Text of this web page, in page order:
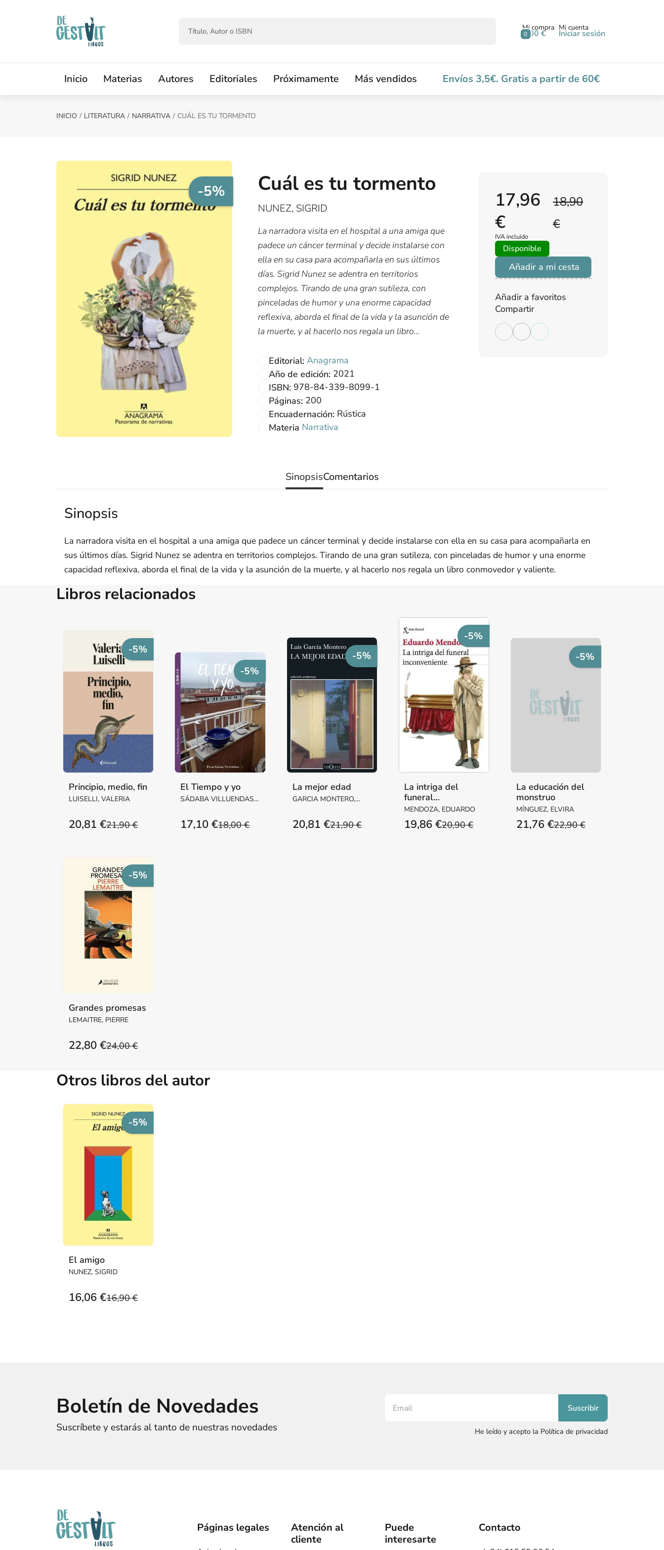
0
Mi compra
0,00 €
Mi cuenta
Iniciar sesión
Inicio Materias Autores Editoriales Próximamente Más vendidos Envíos 3,5€. Gratis a partir de 60€
INICIO LITERATURA NARRATIVA CUÁL ES TU TORMENTO
-5% Cuál es tu tormento
NUNEZ, SIGRID
La narradora visita en el hospital a una amiga que
padece un cáncer terminal y decide instalarse con
ella en su casa para acompañarla en sus últimos
días. Sigrid Nunez se adentra en territorios
complejos. Tirando de una gran sutileza, con
pinceladas de humor y una enorme capacidad
reflexiva, aborda el final de la vida y la asunción de
la muerte, y al hacerlo nos regala un libro...
Editorial: Anagrama
Año de edición: 2021
ISBN: 978-84-339-8099-1
Páginas: 200
Encuadernación: Rústica
Materia Narrativa
18,90
€
17,96
€
IVA incluido
Disponible
Añadir a mi cesta
Añadir a favoritos
Compartir
SinopsisComentarios
Sinopsis
La narradora visita en el hospital a una amiga que padece un cáncer terminal y decide instalarse con ella en su casa para acompañarla en
sus últimos días. Sigrid Nunez se adentra en territorios complejos. Tirando de una gran sutileza, con pinceladas de humor y una enorme
capacidad reflexiva, aborda el final de la vida y la asunción de la muerte, y al hacerlo nos regala un libro conmovedor y valiente.
Libros relacionados
-5%
Principio, medio, fin
LUISELLI, VALERIA
21,90 €
20,81 €
-5%
El Tiempo y yo
SÁDABA VILLUENDAS,
18,00 €
17,10 €
-5%
La mejor edad
GARCIA MONTERO,
21,90 €
20,81 €
-5%
La intriga del
funeral
inconveniente
MENDOZA, EDUARDO
20,90 €
19,86 €
-5%
La educación del
monstruo
MÍNGUEZ, ELVIRA
22,90 €
21,76 €
-5%
Grandes promesas
LEMAITRE, PIERRE
24,00 €
22,80 €
Otros libros del autor
-5%
El amigo
NUNEZ, SIGRID
16,90 €
16,06 €
Boletín de Novedades
Suscríbete y estarás al tanto de nuestras novedades He leído y acepto la Política de privacidad
Páginas legales
Atención al
cliente
Puede
interesarte
Contacto